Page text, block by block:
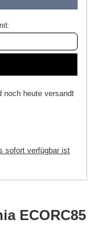
noch heute versandt
sofort verfügbar ist
ECORC85